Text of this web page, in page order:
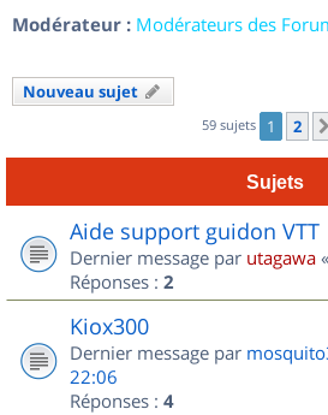
Modérateur : Modérateurs des
Nouveau sujet
59 sujets 1 2
Sujets
Aide support guidon VTT
Dernier message par utagawa «
Réponses : 2
Kiox300
Dernier message par
22:06
Réponses : 4